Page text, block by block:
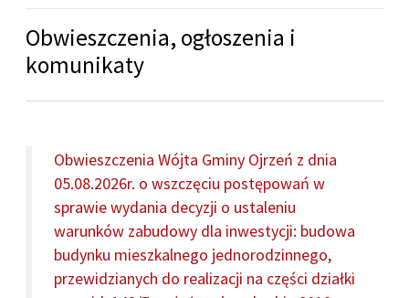
Obwieszczenia, ogłoszenia i
komunikaty
Obwieszczenia Wójta Gminy Ojrzeń z dnia
05.08.2026r. o wszczęciu postępowań w
sprawie wydania decyzji o ustaleniu
warunków zabudowy dla inwestycji: budowa
budynku mieszkalnego jednorodzinnego,
przewidzianych do realizacji na części działki